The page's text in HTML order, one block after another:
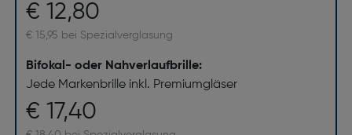
€ 12,80
€ 15,95 bei Spezialverglasung
Bifokal- oder Nahverlaufbrille:
Jede Markenbrille inkl. Premiumgläser
€ 17,40